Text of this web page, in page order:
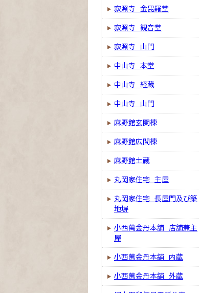
寂照寺 金毘羅堂
寂照寺 観音堂
寂照寺 山門
中山寺 本堂
中山寺 経蔵
中山寺 山門
麻野館玄関棟
麻野館広間棟
麻野館土蔵
丸岡家住宅 主屋
丸岡家住宅 長屋門及び築
地塀
小西萬金丹本舗 店舗兼主
屋
小西萬金丹本舗 内蔵
小西萬金丹本舗 外蔵